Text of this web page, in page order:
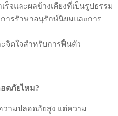
ร็จและผลข้างเคียงที่เป็นรูปธรรม
การรักษาอนุรักษ์นิยมและการ
จิตใจสำหรับการฟื้นตัว
ดภัยไหม?
วามปลอดภัยสูง แต่ความ